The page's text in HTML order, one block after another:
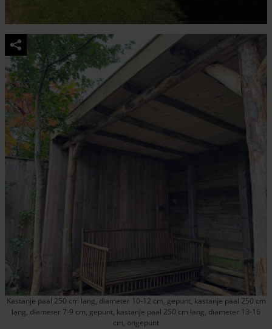
Kastanje paal 250 cm lang, diameter 10-12 cm, gepunt, kastanje paal 250 cm
lang, diameter 7-9 cm, gepunt, kastanje paal 250 cm lang, diameter 13-16
cm, ongepunt